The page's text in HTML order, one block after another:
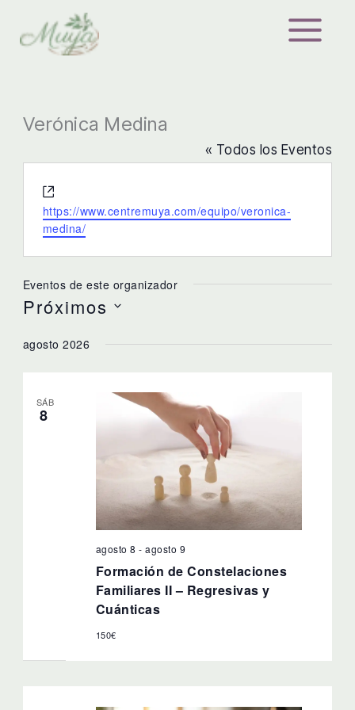
contenido
Verónica Medina
« Todos los Eventos
https://www.centremuya.com/equipo/veronica-
medina/
Eventos de este organizador
Próximos
la
agosto 2026
SÁB
8
Formación de Constelaciones
Familiares II – Regresivas y
Cuánticas
agosto 8 -agosto 9
150€